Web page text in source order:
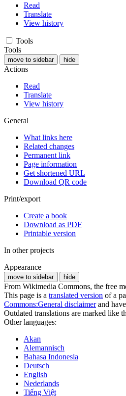
Read
Translate
View history
Tools
Tools
move to sidebar hide
Actions
Read
Translate
View history
General
What links here
Related changes
Permanent link
Page information
Get shortened URL
Download QR code
Print/export
Create a book
Download as PDF
Printable version
In other projects
Appearance
move to sidebar hide
From Wikimedia Commons, the free
This page is a translated version of a
Commons:General disclaimerand
Outdated translations are marked like
Other languages:
Akan
Alemannisch
Bahasa Indonesia
Deutsch
English
Nederlands
Tiếng Việt